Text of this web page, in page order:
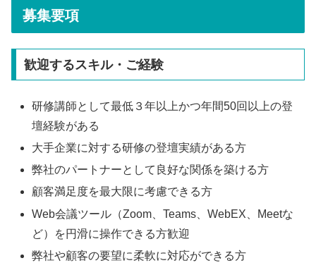
募集要項
歓迎するスキル・ご経験
研修講師として最低３年以上かつ年間50回以上の登
壇経験がある
大手企業に対する研修の登壇実績がある方
弊社のパートナーとして良好な関係を築ける方
顧客満足度を最大限に考慮できる方
Web会議ツール（Zoom、Teams、WebEX、Meetな
ど）を円滑に操作できる方歓迎
弊社や顧客の要望に柔軟に対応ができる方